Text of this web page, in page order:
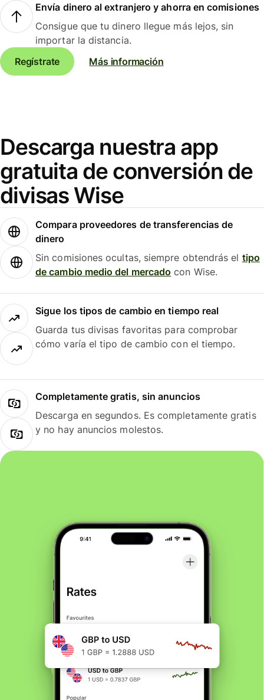
Envía dinero al extranjero y ahorra en comisiones
Consigue que tu dinero llegue más lejos, sin
importar la distancia.
Regístrate
Más información
Descarga nuestra app
gratuita de conversión de
divisas Wise
Compara proveedores de transferencias de
dinero
Sin comisiones ocultas, siempre obtendrás el tipo
de cambio medio del mercado con Wise.
Sigue los tipos de cambio en tiempo real
Guarda tus divisas favoritas para comprobar
cómo varía el tipo de cambio con el tiempo.
Completamente gratis, sin anuncios
Descarga en segundos. Es completamente gratis
y no hay anuncios molestos.